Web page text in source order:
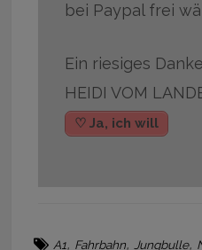
bei Paypal frei
Ein riesiges
HEIDI VOM
♡ Ja, ich will
A1, Fahrbahn,Jungbulle,